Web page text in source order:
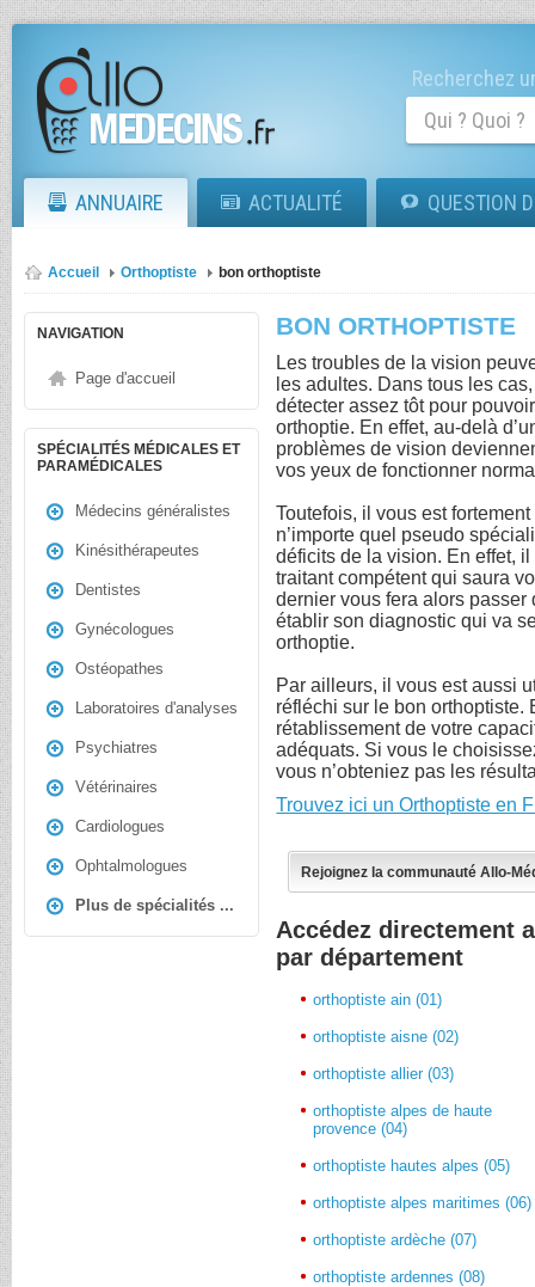
Recherchez
ANNUAIRE ACTUALITÉ QUESTION
Accueil Orthoptiste bon orthoptiste
NAVIGATION
Page d'accueil
SPÉCIALITÉS MÉDICALES ET
PARAMÉDICALES
Médecins généralistes
Kinésithérapeutes
Dentistes
Gynécologues
Ostéopathes
Laboratoires d'analyses
Psychiatres
Vétérinaires
Cardiologues
Ophtalmologues
Plus de spécialités ...
BON ORTHOPTISTE
Les troubles de la vision
les adultes. Dans tous les
détecter assez tôt pour
orthoptie. En effet, au-delà
problèmes de vision
vos yeux de fonctionner
Toutefois, il vous est
n’importe quel pseudo
déficits de la vision. En effet,
traitant compétent qui saura
dernier vous fera alors passer
établir son diagnostic qui va
orthoptie.
Par ailleurs, il vous est aussi
réfléchi sur le bon orthoptiste.
rétablissement de votre
adéquats. Si vous le
vous n’obteniez pas les
Trouvez ici un Orthoptiste en
Rejoignez la communauté Allo-
Accédez directement
par département
orthoptiste ain (01)
orthoptiste aisne (02)
orthoptiste allier (03)
orthoptiste alpes de haute
provence (04)
orthoptiste hautes alpes (05)
orthoptiste alpes maritimes (06)
orthoptiste ardèche (07)
orthoptiste ardennes (08)